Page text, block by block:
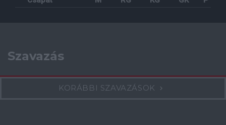
Szavazás
KORÁBBI SZAVAZÁSOK